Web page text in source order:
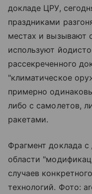
докладе ЦРУ,
праздниками
местах и вызывают
используют
рассекреченного
"климатическое
примерно
либо с самолетов,
ракетами.
Фрагмент доклада
области
случаев
технологий. Фото: